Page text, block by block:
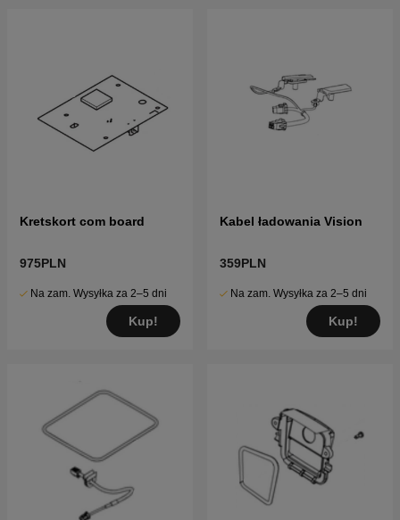
Kretskort com board
975PLN
Na zam. Wysyłka za 2–5 dni
Kup!
Kabel ładowania Vision
359PLN
Na zam. Wysyłka za 2–5 dni
Kup!